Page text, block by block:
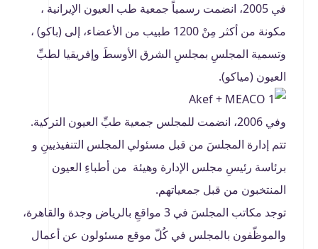
في 2005، انضمت رسمياً جمعية طب العيون الإيرانية ،
مكونة من أكثر مِنْ 1200 طبيب من الأعضاء، إلى (باكو) ،
وتسمية المجلسِ بمجلسِ الشرق الأوسطَ وإفريقيا لطبِّ
العيون (مياكو).
وفي 2006، انضمت للمجلس جمعية طبِّ العيون التركية.
تتم إدارة المجلسَ من قبل مسئولي المجلس التنفيذيينِ و
برئاسة رئيسِ مجلس الإدارة وهيئة من أطباءِ العيون
المنتخبون من قبل جمعياتهم.
توجد مكاتب المجلسَ في 3 مواقعِ بالرياض وجدة والقاهرة،
والموظّفون بالمجلس في كُلّ موقع مسئولون عن أعمال